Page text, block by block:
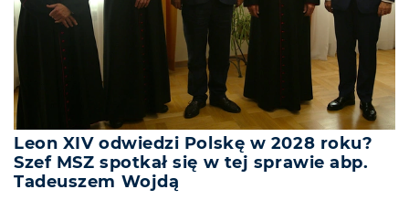
Leon XIV odwiedzi Polskę w 2028 roku?
Szef MSZ spotkał się w tej sprawie abp.
Tadeuszem Wojdą